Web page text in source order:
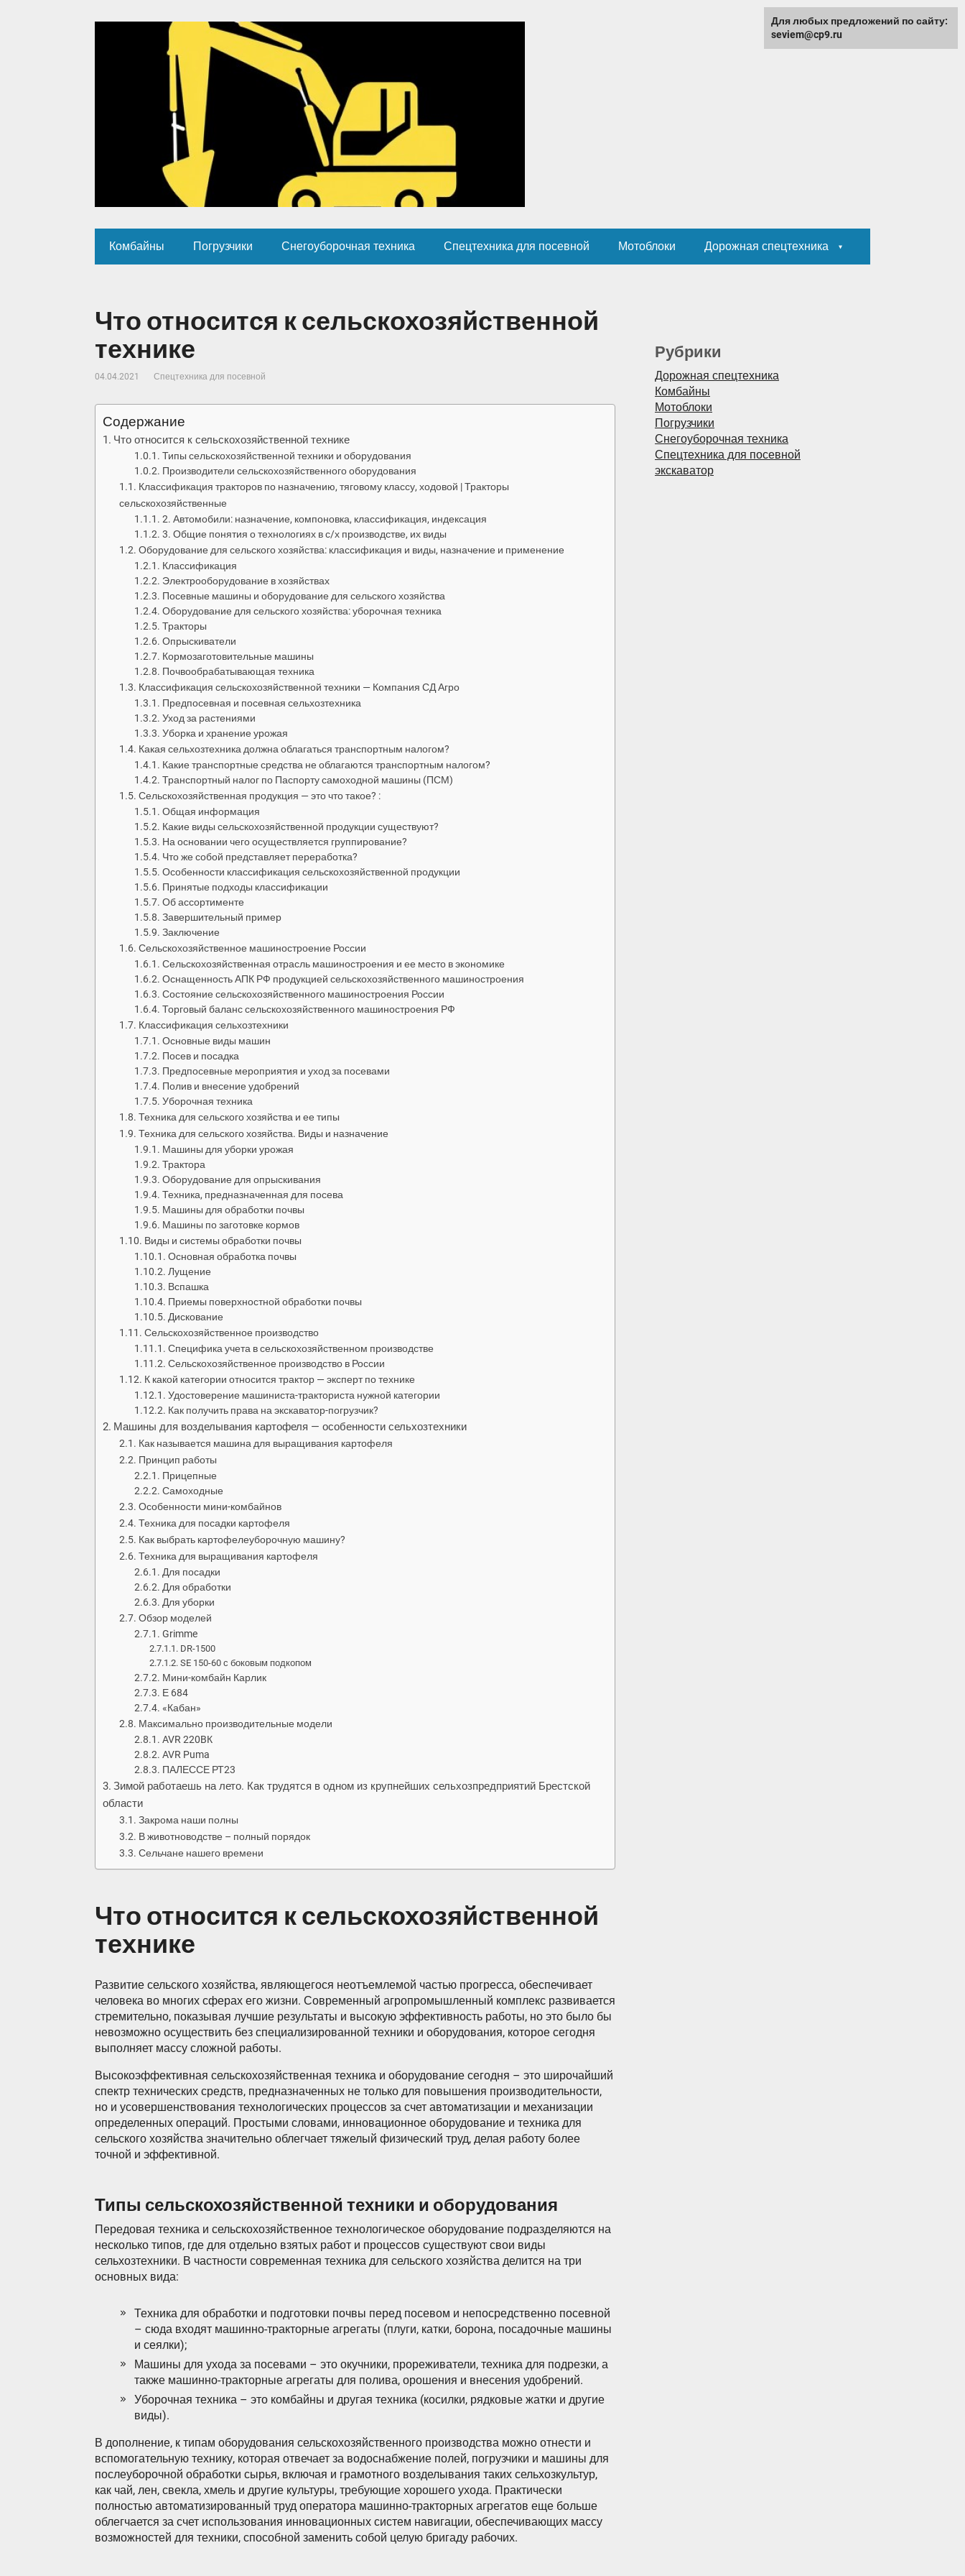
Комбайны Погрузчики Снегоуборочная техника Спецтехника для посевной Мотоблоки Дорожная спецтехника
Что относится к сельскохозяйственной
технике
04.04.2021 Спецтехника для посевной
Содержание
Что относится к сельскохозяйственной технике
Типы сельскохозяйственной техники и оборудования
Производители сельскохозяйственного оборудования
Классификация тракторов по назначению, тяговому классу, ходовой | Тракторы
сельскохозяйственные
2. Автомобили: назначение, компоновка, классификация, индексация
3. Общие понятия о технологиях в с/х производстве, их виды
Оборудование для сельского хозяйства: классификация и виды, назначение и применение
Классификация
Электрооборудование в хозяйствах
Посевные машины и оборудование для сельского хозяйства
Оборудование для сельского хозяйства: уборочная техника
Тракторы
Опрыскиватели
Кормозаготовительные машины
Почвообрабатывающая техника
Классификация сельскохозяйственной техники — Компания СД Агро
Предпосевная и посевная сельхозтехника
Уход за растениями
Уборка и хранение урожая
Какая сельхозтехника должна облагаться транспортным налогом?
Какие транспортные средства не облагаются транспортным налогом?
Транспортный налог по Паспорту самоходной машины (ПСМ)
Сельскохозяйственная продукция — это что такое? :
Общая информация
Какие виды сельскохозяйственной продукции существуют?
На основании чего осуществляется группирование?
Что же собой представляет переработка?
Особенности классификация сельскохозяйственной продукции
Принятые подходы классификации
Об ассортименте
Завершительный пример
Заключение
Сельскохозяйственное машиностроение России
Сельскохозяйственная отрасль машиностроения и ее место в экономике
Оснащенность АПК РФ продукцией сельскохозяйственного машиностроения
Состояние сельскохозяйственного машиностроения России
Торговый баланс сельскохозяйственного машиностроения РФ
Классификация сельхозтехники
Основные виды машин
Посев и посадка
Предпосевные мероприятия и уход за посевами
Полив и внесение удобрений
Уборочная техника
Техника для сельского хозяйства и ее типы
Техника для сельского хозяйства. Виды и назначение
Машины для уборки урожая
Трактора
Оборудование для опрыскивания
Техника, предназначенная для посева
Машины для обработки почвы
Машины по заготовке кормов
Виды и системы обработки почвы
Основная обработка почвы
Лущение
Вспашка
Приемы поверхностной обработки почвы
Дискование
Сельскохозяйственное производство
Специфика учета в сельскохозяйственном производстве
Сельскохозяйственное производство в России
К какой категории относится трактор — эксперт по технике
Удостоверение машиниста-тракториста нужной категории
Как получить права на экскаватор-погрузчик?
Машины для возделывания картофеля — особенности сельхозтехники
Как называется машина для выращивания картофеля
Принцип работы
Прицепные
Самоходные
Особенности мини-комбайнов
Техника для посадки картофеля
Как выбрать картофелеуборочную машину?
Техника для выращивания картофеля
Для посадки
Для обработки
Для уборки
Обзор моделей
Grimme
DR-1500
SE 150-60 с боковым подкопом
Мини-комбайн Карлик
Е 684
«Кабан»
Максимально производительные модели
AVR 220BК
AVR Puma
ПАЛЕССЕ РТ23
Зимой работаешь на лето. Как трудятся в одном из крупнейших сельхозпредприятий Брестской
области
Закрома наши полны
В животноводстве – полный порядок
Сельчане нашего времени
Что относится к сельскохозяйственной
технике
Развитие сельского хозяйства, являющегося неотъемлемой частью прогресса, обеспечивает
человека во многих сферах его жизни. Современный агропромышленный комплекс развивается
стремительно, показывая лучшие результаты и высокую эффективность работы, но это было бы
невозможно осуществить без специализированной техники и оборудования, которое сегодня
выполняет массу сложной работы.
Высокоэффективная сельскохозяйственная техника и оборудование сегодня – это широчайший
спектр технических средств, предназначенных не только для повышения производительности,
но и усовершенствования технологических процессов за счет автоматизации и механизации
определенных операций. Простыми словами, инновационное оборудование и техника для
сельского хозяйства значительно облегчает тяжелый физический труд, делая работу более
точной и эффективной.
Типы сельскохозяйственной техники и оборудования
Передовая техника и сельскохозяйственное технологическое оборудование подразделяются на
несколько типов, где для отдельно взятых работ и процессов существуют свои виды
сельхозтехники. В частности современная техника для сельского хозяйства делится на три
основных вида:
Техника для обработки и подготовки почвы перед посевом и непосредственно посевной
– сюда входят машинно-тракторные агрегаты (плуги, катки, борона, посадочные машины
и сеялки);
Машины для ухода за посевами – это окучники, прореживатели, техника для подрезки, а
также машинно-тракторные агрегаты для полива, орошения и внесения удобрений.
Уборочная техника – это комбайны и другая техника (косилки, рядковые жатки и другие
виды).
В дополнение, к типам оборудования сельскохозяйственного производства можно отнести и
вспомогательную технику, которая отвечает за водоснабжение полей, погрузчики и машины для
послеуборочной обработки сырья, включая и грамотного возделывания таких сельхозкультур,
как чай, лен, свекла, хмель и другие культуры, требующие хорошего ухода. Практически
полностью автоматизированный труд оператора машинно-тракторных агрегатов еще больше
облегчается за счет использования инновационных систем навигации, обеспечивающих массу
возможностей для техники, способной заменить собой целую бригаду рабочих.
Рубрики
Дорожная спецтехника
Комбайны
Мотоблоки
Погрузчики
Снегоуборочная техника
Спецтехника для посевной
экскаватор
Для любых предложений по сайту:
seviem@cp9.ru